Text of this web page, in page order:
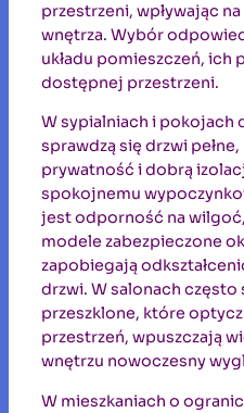
przestrzeni, wpływając
wnętrza. Wybór
układu pomieszczeń, ich
dostępnej przestrzeni.
W sypialniach i pokojach
sprawdzą się drzwi
prywatność i dobrą
spokojnemu
jest odporność na
modele zabezpieczone
zapobiegają
drzwi. W salonach
przeszklone, które
przestrzeń, wpuszczają
wnętrzu nowoczesny
W mieszkaniach o